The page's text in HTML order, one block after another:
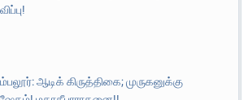
ஆடிக் கிருத்திகை; முருகனுக்கு